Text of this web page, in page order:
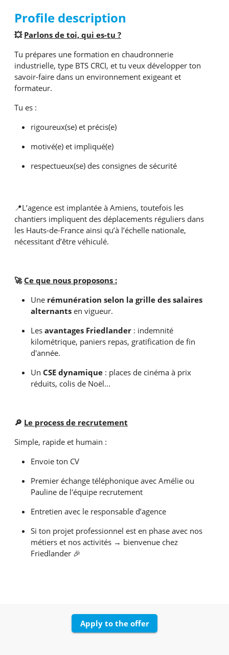
Profile description
💥 Parlons de toi, qui es-tu ?
Tu prépares une formation en chaudronnerie
industrielle, type BTS CRCI, et tu veux développer ton
savoir-faire dans un environnement exigeant et
formateur.
Tu es :
rigoureux(se) et précis(e)
motivé(e) et impliqué(e)
respectueux(se) des consignes de sécurité
📍L’agence est implantée à Amiens, toutefois les
chantiers impliquent des déplacements réguliers dans
les Hauts-de-France ainsi qu’à l’échelle nationale,
nécessitant d’être véhiculé.
🚀Ce que nous proposons :
Une rémunération selon la grille des salaires
alternants en vigueur.
Les avantages Friedlander : indemnité
kilométrique, paniers repas, gratification de fin
d'année.
Un CSE dynamique : places de cinéma à prix
réduits, colis de Noël...
🔎 Le process de recrutement
Simple, rapide et humain :
Envoie ton CV
Premier échange téléphonique avec Amélie ou
Pauline de l'équipe recrutement
Entretien avec le responsable d’agence
Si ton projet professionnel est en phase avec nos
métiers et nos activités → bienvenue chez
Friedlander 🎉
Apply to the offer